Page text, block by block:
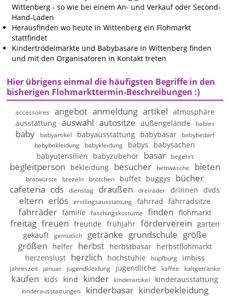
Wittenberg - so wie bei einem An- und Verkauf oder Second-
Hand-Laden
Herausfinden wo heute in Wittenberg ein Flohmarkt
stattfindet
Kindertrödelmärkte und Babybasare in Wittenberg finden
und mit den Organisatoren in Kontakt treten
Hier übrigens einmal die häufigsten Begriffe in den
bisherigen Flohmarkttermin-Beschreibungen :)
accessoires angebot anmeldung artikel atmosphäre
ausstattung auswahl autositze außengelände babies
baby babyartikel babyausstattung babybasar
babybedarf
babybekleidung
babykleidung babys
babysachen
babyutensilien
babyzubehör basar begehrt
begleitperson bekleidung besucher bettwäsche bieten
bratwürste brezeln brötchen buffet buggys
bücher
cafeteria cds dienstag draußen dreiräder drinnen dvds
eltern erlös erstlingsausstattung fahrrad fahrradsitze
fahrräder familie faschingskostüme finden flohmarkt
freitag freuen freunde frühjahr förderverein garten
gekauft
gemütlich getränke grundschule größe
größen
helfer herbst herbstbasar herbstflohmarkt
herzenslust herzlich hochstühle hüpfburg imbiss
jahreszeit januar jugendkleidung jugendliche kaffee kaltgetränke
kaufen kids kind kinder kinderartikel kinderausstattung
kinderausstattungen kinderbasar kinderbekleidung